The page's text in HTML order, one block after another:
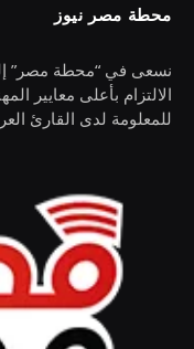
محطة مصر نيوز
نسعى في “محطة مصر”
الالتزام بأعلى معايير
للمعلومة لدى القارئ